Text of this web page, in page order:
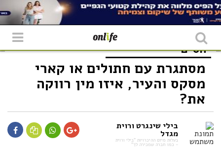
יחסים
מסתגרת עם חתולים או קארי
מסקס והעיר, איזו מין רווקה
את?
בילי שינגרט ורוית
מגדל
בעלות מיזם ההיכרויות "בילי ורוית
- כמו חברה שמכירה לך"